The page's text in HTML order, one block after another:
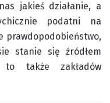
jakieś działanie, a
podatni na
prawdopodobieństwo,
stanie się źródłem
to także zakładów